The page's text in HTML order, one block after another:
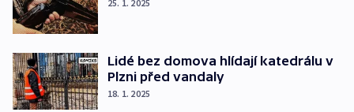
25. 1. 2025
Lidé bez domova hlídají katedrálu v
Plzni před vandaly
18. 1. 2025